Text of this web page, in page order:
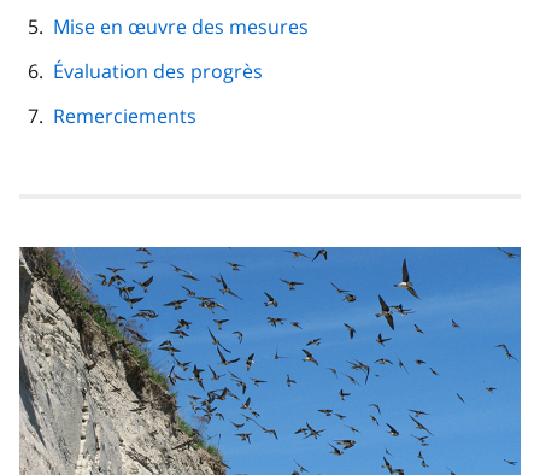
Mise en œuvre des mesures
Évaluation des progrès
Remerciements